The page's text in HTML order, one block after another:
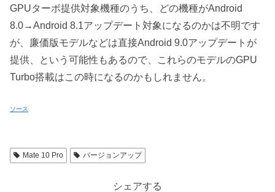
GPUターボ提供対象機種のうち、どの機種がAndroid
8.0→Android 8.1アップデート対象になるのかは不明です
が、廉価版モデルなどは直接Android 9.0アップデートが
提供、という可能性もあるので、これらのモデルのGPU
Turbo搭載はこの時になるのかもしれません。
ソース
Mate 10 Pro バージョンアップ
シェアする